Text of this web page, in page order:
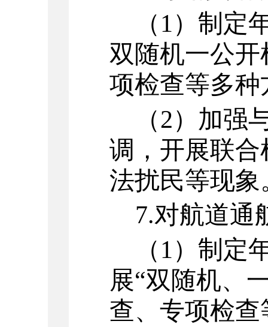
（1） 制定
双随机一公
项检查等多
（2） 加强
调，开展联
法扰民等现象
7.对航道通
（1） 制定
展“双随机、
查、专项检